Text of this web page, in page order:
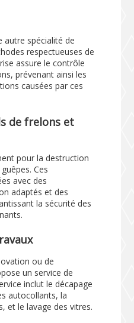
autre spécialité de
respectueuses de
assure le contrôle
prévenant ainsi les
causées par ces
de frelons et
pour la destruction
Ces
avec des
adaptés et des
la sécurité des
ou de
un service de
inclut le décapage
autocollants, la
et le lavage des vitres.